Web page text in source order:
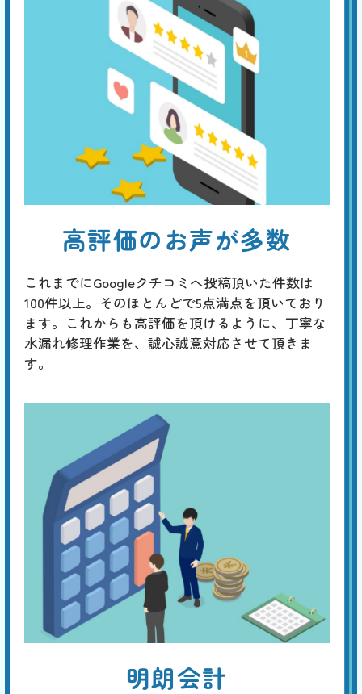
高評価のお声が多数
これまでにGoogleクチコミへ投稿頂いた件数は
100件以上。そのほとんどで5点満点を頂いており
ます。これからも高評価を頂けるように、丁寧な
水漏れ修理作業を、誠心誠意対応させて頂きま
す。
明朗会計